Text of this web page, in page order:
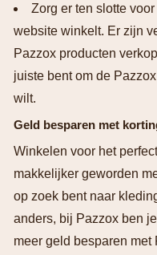
Zorg er ten slotte
website winkelt. Er zijn
Pazzox producten
juiste bent om de
wilt.
Geld besparen met
Winkelen voor het
makkelijker geworden
op zoek bent naar
anders, bij Pazzox ben
meer geld besparen